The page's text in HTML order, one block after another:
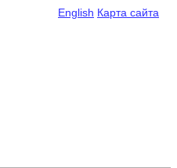
English Карта сайта